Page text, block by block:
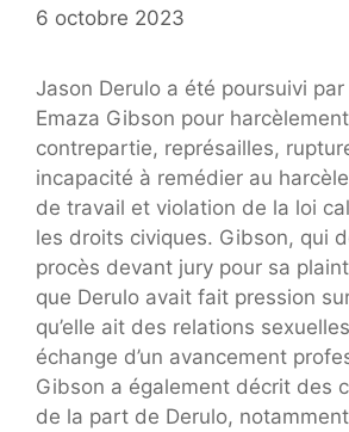
6 octobre 2023
Jason Derulo a été poursuivi
Emaza Gibson pour
contrepartie, représailles,
incapacité à remédier au
de travail et violation de la loi
les droits civiques. Gibson, qui
procès devant jury pour sa
que Derulo avait fait pression
qu’elle ait des relations
échange d’un avancement
Gibson a également décrit des
de la part de Derulo,